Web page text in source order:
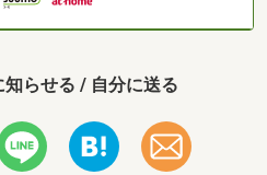
らせる / 自分に送る